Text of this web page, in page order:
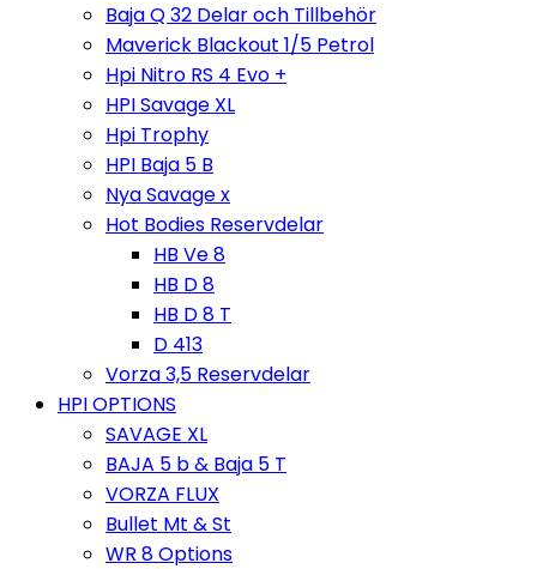
Baja Q 32 Delar och Tillbehör
Maverick Blackout 1/5 Petrol
Hpi Nitro RS 4 Evo +
HPI Savage XL
Hpi Trophy
HPI Baja 5 B
Nya Savage x
Hot Bodies Reservdelar
HB Ve 8
HB D 8
HB D 8 T
D 413
Vorza 3,5 Reservdelar
HPI OPTIONS
SAVAGE XL
BAJA 5 b & Baja 5 T
VORZA FLUX
Bullet Mt & St
WR 8 Options